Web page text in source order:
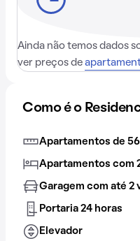
Ainda não temos dados
ver preços de
Como é o
Apartamentos de 56
Apartamentos com
Garagem com até 2
Portaria 24 horas
Elevador